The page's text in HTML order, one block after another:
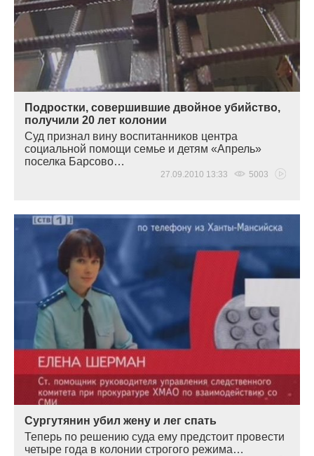
Подростки, совершившие двойное убийство,
получили 20 лет колонии
Суд признал вину воспитанников центра
социальной помощи семье и детям «Апрель»
поселка Барсово…
27.09.2010 13:33 5003
Сургутянин убил жену и лег спать
Теперь по решению суда ему предстоит провести
четыре года в колонии строгого режима…